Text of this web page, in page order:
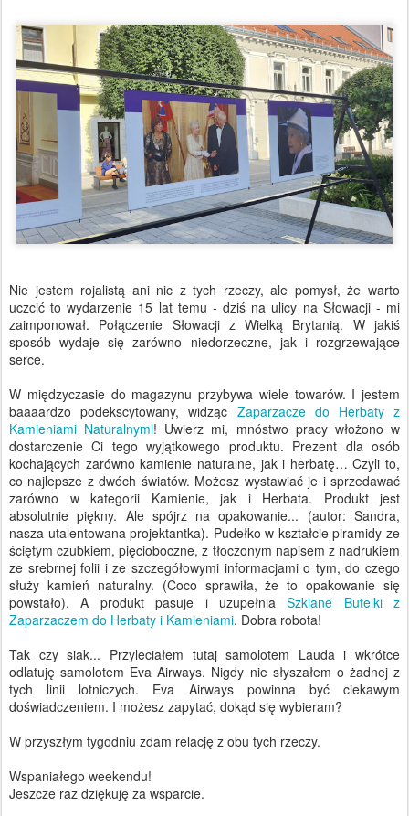
Nie jestem rojalistą ani nic z tych rzeczy, ale pomysł, że warto
uczcić to wydarzenie 15 lat temu - dziś na ulicy na Słowacji - mi
zaimponował. Połączenie Słowacji z Wielką Brytanią. W jakiś
sposób wydaje się zarówno niedorzeczne, jak i rozgrzewające
serce.
W międzyczasie do magazynu przybywa wiele towarów. I jestem
baaaardzo podekscytowany, widząc Zaparzacze do Herbaty z
Kamieniami Naturalnymi! Uwierz mi, mnóstwo pracy włożono w
dostarczenie Ci tego wyjątkowego produktu. Prezent dla osób
kochających zarówno kamienie naturalne, jak i herbatę… Czyli to,
co najlepsze z dwóch światów. Możesz wystawiać je i sprzedawać
zarówno w kategorii Kamienie, jak i Herbata. Produkt jest
absolutnie piękny. Ale spójrz na opakowanie... (autor: Sandra,
nasza utalentowana projektantka). Pudełko w kształcie piramidy ze
ściętym czubkiem, pięcioboczne, z tłoczonym napisem z nadrukiem
ze srebrnej folii i ze szczegółowymi informacjami o tym, do czego
służy kamień naturalny. (Coco sprawiła, że to opakowanie się
powstało). A produkt pasuje i uzupełniaSzklane Butelki z
Zaparzaczem do Herbaty i Kamieniami. Dobra robota!
Tak czy siak... Przyleciałem tutaj samolotem Lauda i wkrótce
odlatuję samolotem Eva Airways. Nigdy nie słyszałem o żadnej z
tych linii lotniczych. Eva Airways powinna być ciekawym
doświadczeniem. I możesz zapytać, dokąd się wybieram?
W przyszłym tygodniu zdam relację z obu tych rzeczy.
Wspaniałego weekendu!
Jeszcze raz dziękuję za wsparcie.